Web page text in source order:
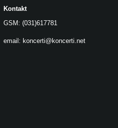
Kontakt
GSM: (031)617781
email: koncerti@koncerti.net